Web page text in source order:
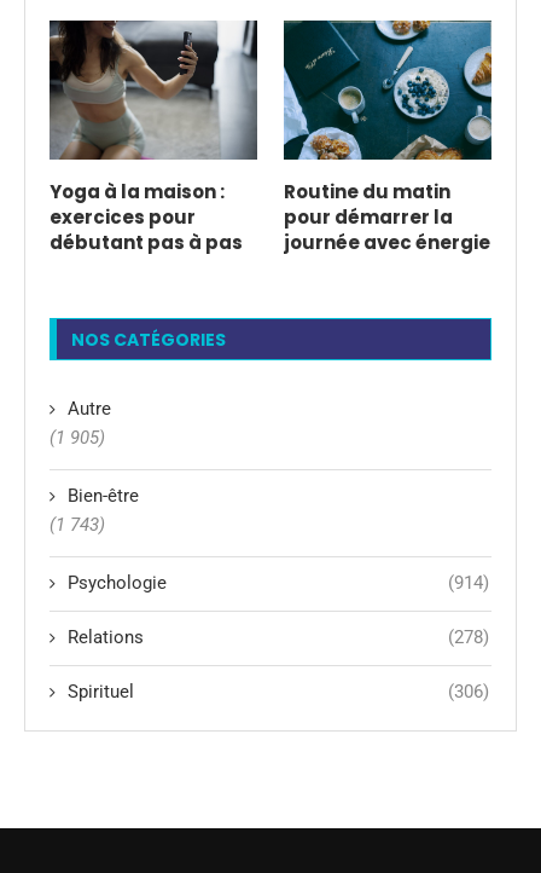
Yoga à la maison :
exercices pour
débutant pas à pas
Routine du matin
pour démarrer la
journée avec énergie
NOS CATÉGORIES
Autre
(1 905)
Bien-être
(1 743)
Psychologie (914)
Relations (278)
Spirituel (306)